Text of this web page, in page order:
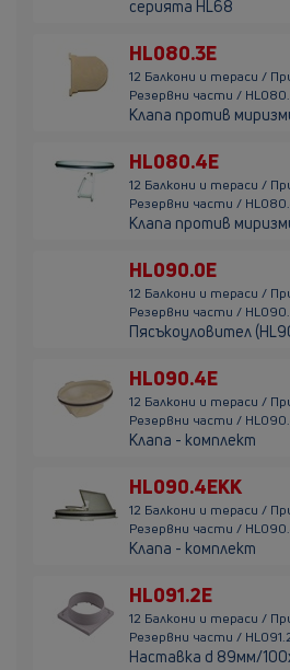
серията HL68
HL080.3E
12 Балкони и тераси /
Резервни части /
Клапа против
HL080.4E
12 Балкони и тераси /
Резервни части /
Клапа против
HL090.0E
12 Балкони и тераси /
Резервни части /
Пясъкоуловител
HL090.4E
12 Балкони и тераси /
Резервни части /
Клапа - комплект
HL090.4EKK
12 Балкони и тераси /
Резервни части /
Клапа - комплект
HL091.2E
12 Балкони и тераси /
Резервни части /
Наставка d 89мм/